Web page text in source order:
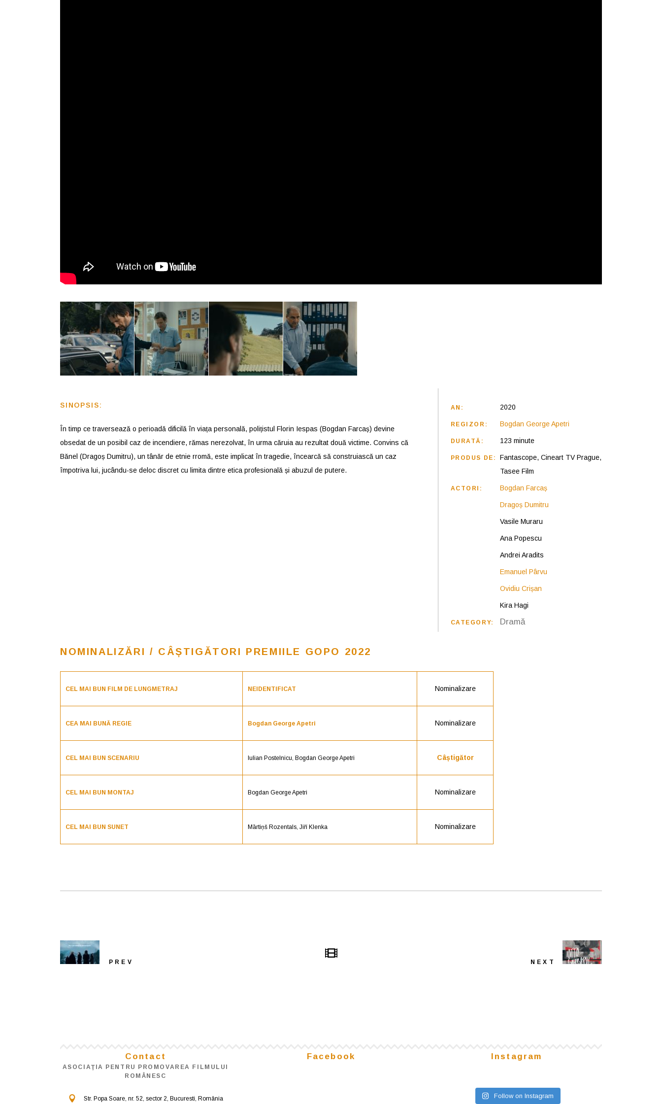
SINOPSIS:
În timp ce traversează o perioadă dificilă în viața personală, polițistul Florin Iespas (Bogdan Farcaș) devine
obsedat de un posibil caz de incendiere, rămas nerezolvat, în urma căruia au rezultat două victime. Convins că
Bănel (Dragoș Dumitru), un tânăr de etnie rromă, este implicat în tragedie, încearcă să construiască un caz
împotriva lui, jucându-se deloc discret cu limita dintre etica profesională și abuzul de putere.
AN: 2020
REGIZOR: Bogdan George Apetri
DURATĂ: 123 minute
PRODUS DE:
Fantascope, Cineart TV Prague,
Tasee Film
ACTORI: Bogdan Farcaș
Dragoș Dumitru
Vasile Muraru
Ana Popescu
Andrei Aradits
Emanuel Pârvu
Ovidiu Crișan
Kira Hagi
CATEGORY: Dramă
NOMINALIZĂRI / CÂȘTIGĂTORI PREMIILE GOPO 2022
CEL MAI BUN FILM DE LUNGMETRAJ NEIDENTIFICAT Nominalizare
CEA MAI BUNĂ REGIE Bogdan George Apetri Nominalizare
CEL MAI BUN SCENARIU Iulian Postelnicu, Bogdan George Apetri Câștigător
CEL MAI BUN MONTAJ Bogdan George Apetri Nominalizare
CEL MAI BUN SUNET Mārtiņš Rozentals, Jiří Klenka Nominalizare
PREV NEXT
Contact
ASOCIAŢIA PENTRU PROMOVAREA FILMULUI
ROMÂNESC
Str. Popa Soare, nr. 52, sector 2, Bucuresti, România
Facebook Instagram
Follow on Instagram